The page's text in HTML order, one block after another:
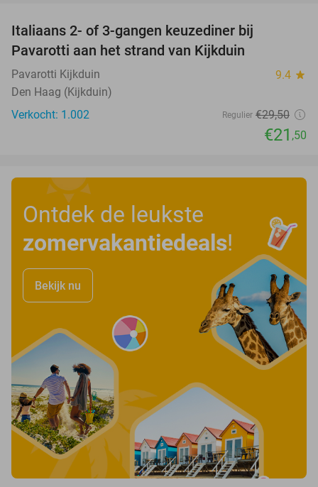
Italiaans 2- of 3-gangen keuzediner bij
Pavarotti aan het strand van Kijkduin
Pavarotti Kijkduin 9.4 star
Den Haag (Kijkduin)
Verkocht: 1.002
Regulier €29,50
€21 ,50
Ontdek de leukste
zomervakantiedeals!
Bekijk nu